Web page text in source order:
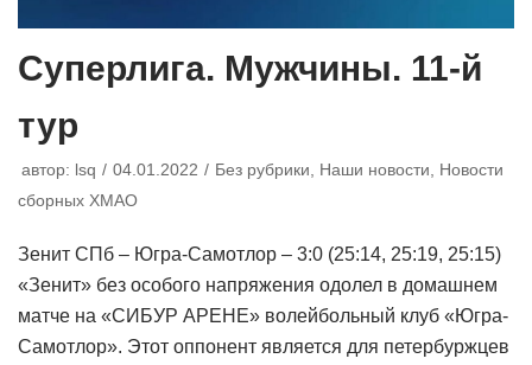
Суперлига. Мужчины. 11-й
тур
автор: lsq 04.01.2022 Без рубрики Наши новости
Новости
сборных ХМАО
Зенит СПб – Югра-Самотлор – 3:0 (25:14, 25:19, 25:15)
«Зенит» без особого напряжения одолел в домашнем
матче на «СИБУР АРЕНЕ» волейбольный клуб «Югра-
Самотлор». Этот оппонент является для петербуржцев